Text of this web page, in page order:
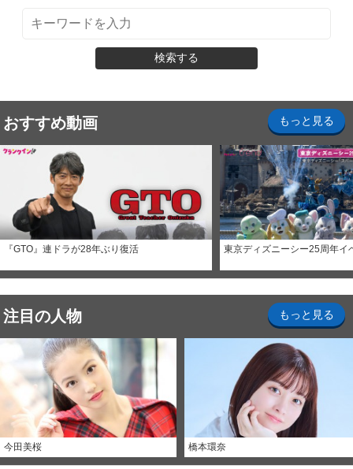
検索する
おすすめ動画 もっと見る
『GTO』連ドラが28年ぶり復活 東京ディズニーシー25周年イ
注目の人物 もっと見る
今田美桜 橋本環奈